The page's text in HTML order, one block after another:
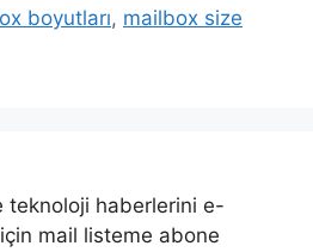
boyutları, mailbox size
teknoloji haberlerini e-
mail listeme abone